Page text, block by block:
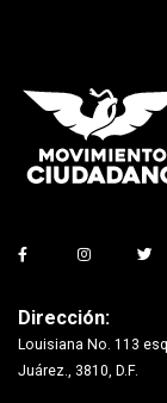
Dirección:
Louisiana No. 113
Juárez., 3810, D.F.